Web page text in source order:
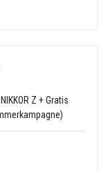
Z + Gratis